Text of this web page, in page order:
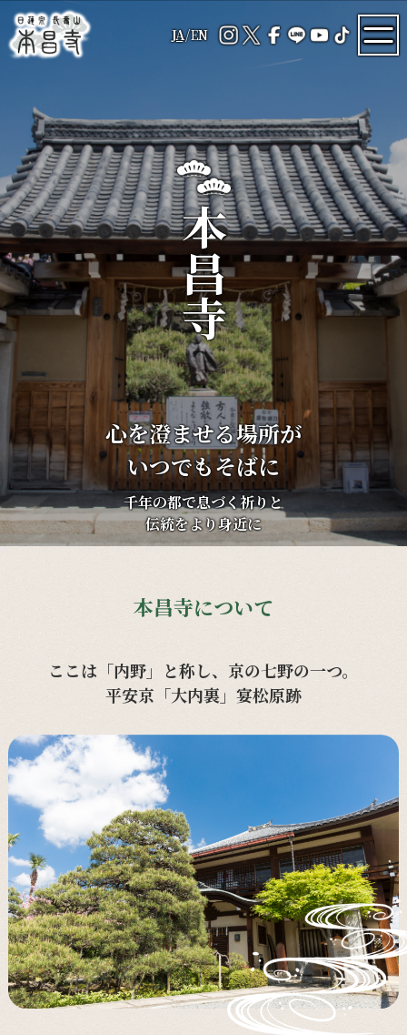
JA/EN
心を澄ませる場所が
いつでもそばに
千年の都で息づく祈りと
伝統をより身近に
本昌寺
本昌寺について
ここは「内野」と称し、京の七野の一つ。
平安京「大内裏」宴松原跡